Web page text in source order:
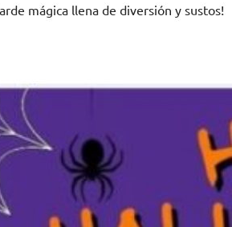
mágica llena de diversión y sustos!